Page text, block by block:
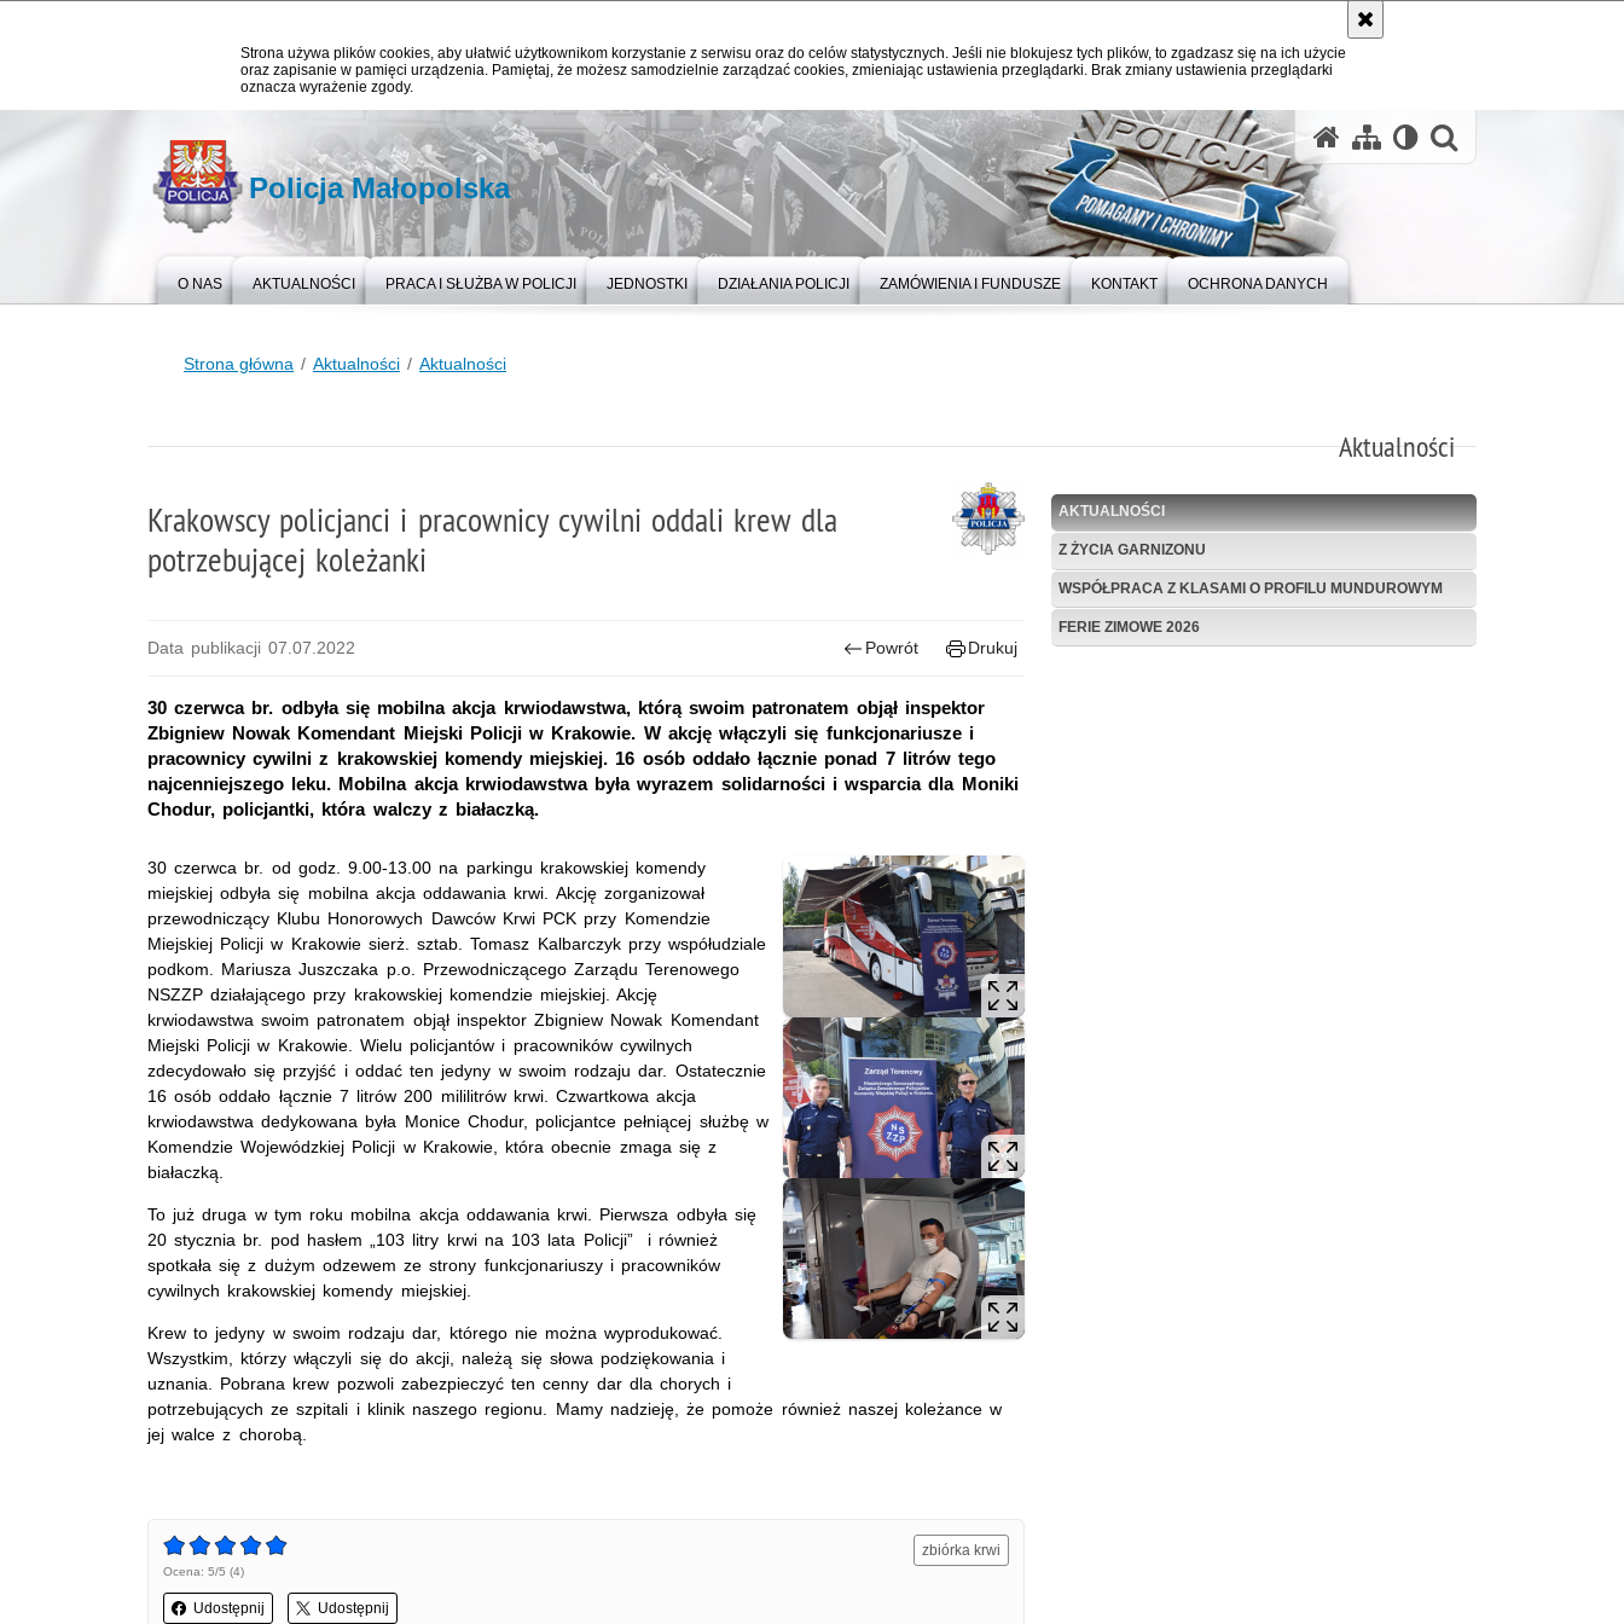
Strona używa plików cookies, aby ułatwić użytkownikom korzystanie z serwisu oraz do celów statystycznych. Jeśli nie blokujesz tych plików, to zgadzasz się na ich użycie
oraz zapisanie w pamięci urządzenia. Pamiętaj, że możesz samodzielnie zarządzać cookies, zmieniając ustawienia przeglądarki. Brak zmiany ustawienia przeglądarki
oznacza wyrażenie zgody.
Policja Małopolska
O NAS AKTUALNOŚCI PRACA I SŁUŻBA W POLICJI JEDNOSTKI DZIAŁANIA POLICJI ZAMÓWIENIA I FUNDUSZE KONTAKT OCHRONA DANYCH
Strona główna Aktualności Aktualności
Aktualności
Krakowscy policjanci i pracownicy cywilni oddali krew dla
potrzebującej koleżanki
Data publikacji 07.07.2022 Powrót Drukuj
30 czerwca br. odbyła się mobilna akcja krwiodawstwa, którą swoim patronatem objął inspektor
Zbigniew Nowak Komendant Miejski Policji w Krakowie. W akcję włączyli się funkcjonariusze i
pracownicy cywilni z krakowskiej komendy miejskiej. 16 osób oddało łącznie ponad 7 litrów tego
najcenniejszego leku. Mobilna akcja krwiodawstwa była wyrazem solidarności i wsparcia dla Moniki
Chodur, policjantki, która walczy z białaczką.
30 czerwca br. od godz. 9.00-13.00 na parkingu krakowskiej komendy
miejskiej odbyła się mobilna akcja oddawania krwi. Akcję zorganizował
przewodniczący Klubu Honorowych Dawców Krwi PCK przy Komendzie
Miejskiej Policji w Krakowie sierż. sztab. Tomasz Kalbarczyk przy współudziale
podkom. Mariusza Juszczaka p.o. Przewodniczącego Zarządu Terenowego
NSZZP działającego przy krakowskiej komendzie miejskiej. Akcję
krwiodawstwa swoim patronatem objął inspektor Zbigniew Nowak Komendant
Miejski Policji w Krakowie. Wielu policjantów i pracowników cywilnych
zdecydowało się przyjść i oddać ten jedyny w swoim rodzaju dar. Ostatecznie
16 osób oddało łącznie 7 litrów 200 mililitrów krwi. Czwartkowa akcja
krwiodawstwa dedykowana była Monice Chodur, policjantce pełniącej służbę w
Komendzie Wojewódzkiej Policji w Krakowie, która obecnie zmaga się z
białaczką.
To już druga w tym roku mobilna akcja oddawania krwi. Pierwsza odbyła się
20 stycznia br. pod hasłem „103 litry krwi na 103 lata Policji” i również
spotkała się z dużym odzewem ze strony funkcjonariuszy i pracowników
cywilnych krakowskiej komendy miejskiej.
Krew to jedyny w swoim rodzaju dar, którego nie można wyprodukować.
Wszystkim, którzy włączyli się do akcji, należą się słowa podziękowania i
uznania. Pobrana krew pozwoli zabezpieczyć ten cenny dar dla chorych i
potrzebujących ze szpitali i klinik naszego regionu. Mamy nadzieję, że pomoże również naszej koleżance w
jej walce z chorobą.
Ocena: 5/5 (4)
Udostępnij Udostępnij
zbiórka krwi
AKTUALNOŚCI
Z ŻYCIA GARNIZONU
WSPÓŁPRACA Z KLASAMI O PROFILU MUNDUROWYM
FERIE ZIMOWE 2026